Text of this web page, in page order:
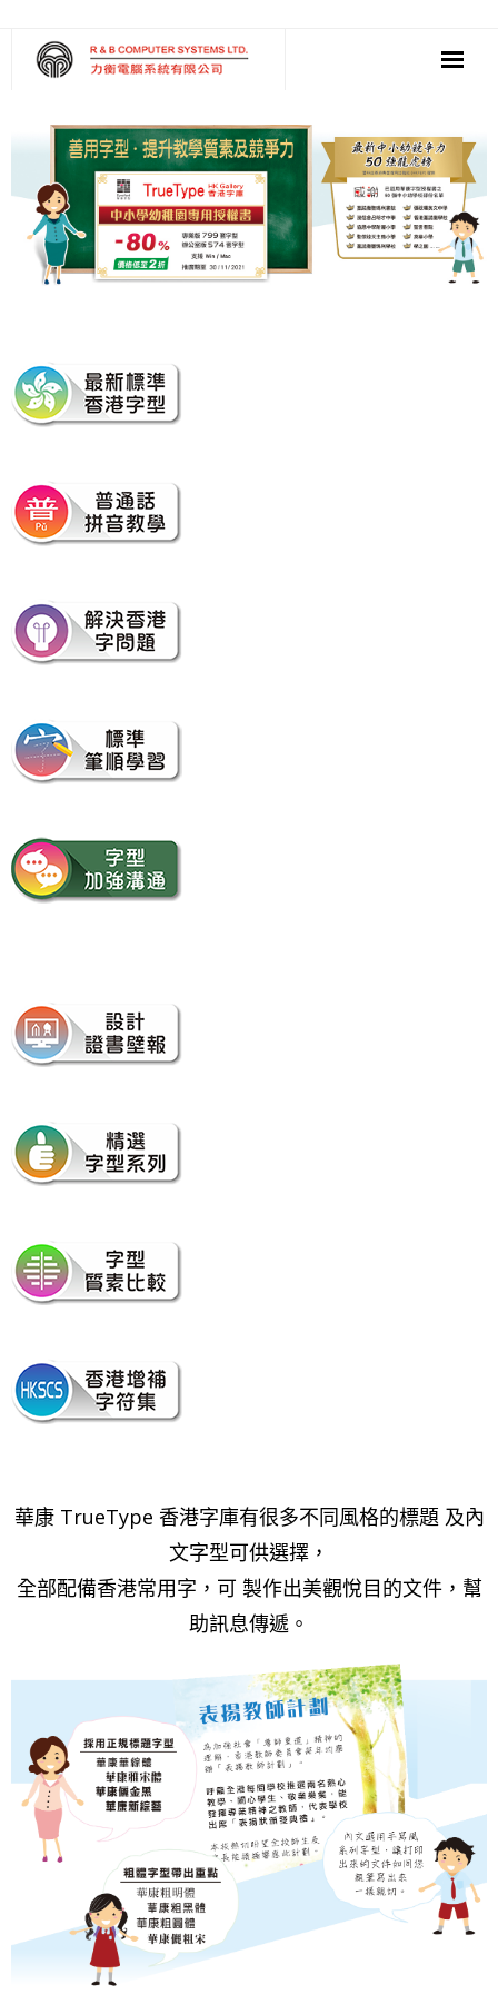
‧ 多媒體影音
‧ 雲端應用
華康 TrueType 香港字庫有很多不同風格的標題 及內
文字型可供選擇，
全部配備香港常用字，可 製作出美觀悅目的文件，幫
助訊息傳遞。